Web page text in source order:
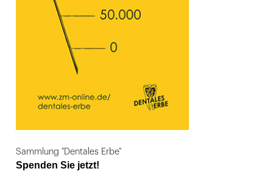
Sammlung "Dentales Erbe"
Spenden Sie jetzt!